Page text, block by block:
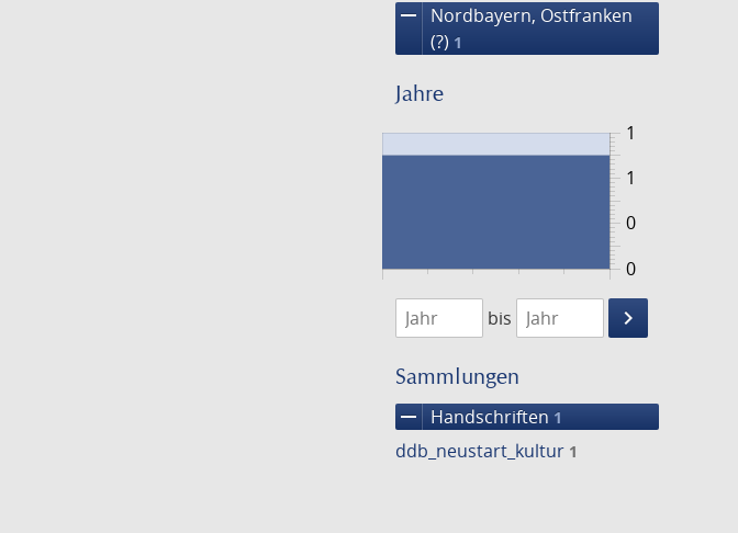
remove
Nordbayern, Ostfranken
(?) 1
Jahre
0
1
0
1
1474
1475
bis
keyboard_arrow_right
Suche
Sammlungen
remove Handschriften 1
ddb_neustart_kultur 1